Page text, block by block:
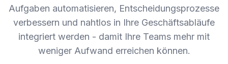
Aufgaben automatisieren, Entscheidungsprozesse
verbessern und nahtlos in Ihre Geschäftsabläufe
integriert werden - damit Ihre Teams mehr mit
weniger Aufwand erreichen können.